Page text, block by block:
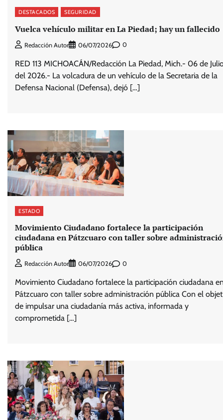
DESTACADOS SEGURIDAD
Vuelca vehículo militar en La Piedad; hay un fallecido
Redacción Autor 06/07/2026 0
RED 113 MICHOACÁN/Redacción La Piedad, Mich.- 06 de
del 2026.- La volcadura de un vehículo de la Secretaria de la
Defensa Nacional (Defensa), dejó […]
ESTADO
Movimiento Ciudadano fortalece la participación
ciudadana en Pátzcuaro con taller sobre
pública
Redacción Autor 06/07/2026 0
Movimiento Ciudadano fortalece la participación ciudadana
Pátzcuaro con taller sobre administración pública Con el
de impulsar una ciudadanía más activa, informada y
comprometida […]